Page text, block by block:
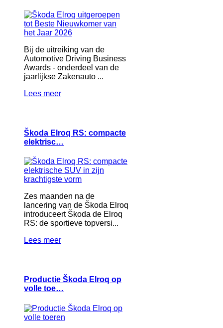
Bij de uitreiking van de
Automotive Driving Business
Awards - onderdeel van de
jaarlijkse Zakenauto ...
Lees meer
Škoda Elroq RS: compacte
elektrisc…
Zes maanden na de
lancering van de Škoda Elroq
introduceert Škoda de Elroq
RS: de sportieve topversi...
Lees meer
Productie Škoda Elroq op
volle toe…